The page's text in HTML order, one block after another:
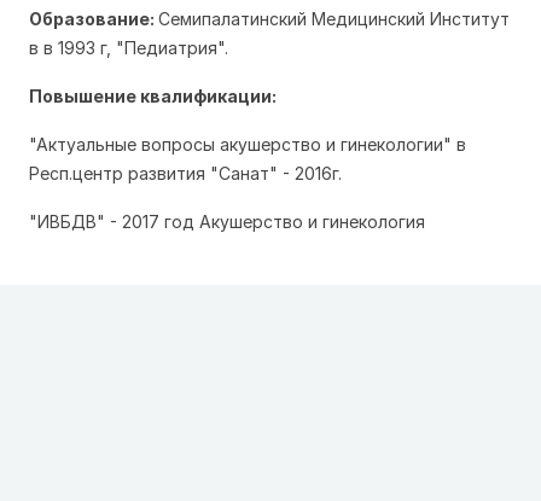
Образование: Семипалатинский Медицинский Институт
в в 1993 г, "Педиатрия".
Повышение квалификации:
"Актуальные вопросы акушерство и гинекологии" в
Респ.центр развития "Санат" - 2016г.
"ИВБДВ" - 2017 год Акушерство и гинекология